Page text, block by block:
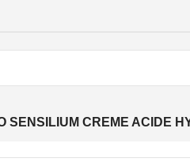
SENSILIUM CREME ACIDE